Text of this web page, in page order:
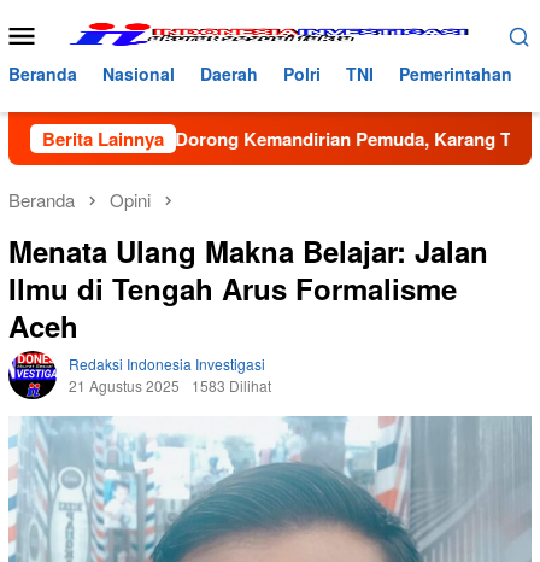
ke
konten
Menu
Mobile
Beranda Nasional Daerah Polri TNI Pemerintahan
Berita Lainnya
Dan Dorong Kemandirian Pemuda, Karang Taruna Bireuen
Beranda Opini
Menata Ulang Makna Belajar: Jalan
Ilmu di Tengah Arus Formalisme
Aceh
Redaksi Indonesia Investigasi
21 Agustus 2025
1583 Dilihat